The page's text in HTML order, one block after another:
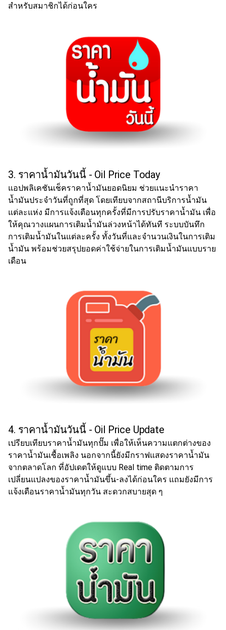
สำหรับสมาชิกได้ก่อนใคร
3. ราคาน้ำมันวันนี้- Oil Price Today
แอปพลิเคชันเช็คราคาน้ำมันยอดนิยม ช่วยแนะนำราคา
น้ำมันประจำวันที่ถูกที่สุด โดยเทียบจากสถานีบริการน้ำมัน
แต่ละแห่ง มีการแจ้งเตือนทุกครั้งที่มีการปรับราคาน้ำมัน เพื่อ
ให้คุณวางแผนการเติมน้ำมันล่วงหน้าได้ทันที ระบบบันทึก
การเติมน้ำมันในแต่ละครั้ง ทั้งวันที่และจำนวนเงินในการเติม
น้ำมัน พร้อมช่วยสรุปยอดค่าใช้จ่ายในการเติมน้ำมันแบบราย
เดือน
4. ราคาน้ำมันวันนี้- Oil Price Update
เปรียบเทียบราคาน้ำมันทุกปั๊ม เพื่อให้เห็นความแตกต่างของ
ราคาน้ำมันเชื้อเพลิง นอกจากนี้ยังมีกราฟแสดงราคาน้ำมัน
จากตลาดโลก ที่อัปเดตให้ดูแบบ Real time ติดตามการ
เปลี่ยนแปลงของราคาน้ำมันขึ้น-ลงได้ก่อนใคร แถมยังมีการ
แจ้งเตือนราคาน้ำมันทุกวัน สะดวกสบายสุด ๆ